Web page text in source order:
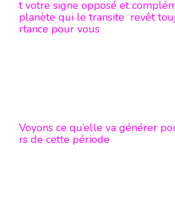
t votre signe opposé et
planète qui le transite revêt
rtance pour vous
Voyons ce qu’elle va générer
rs de cette période